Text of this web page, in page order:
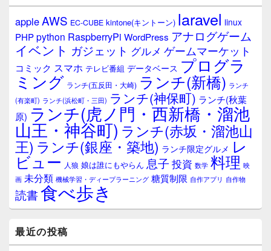
ウ
ィ
ジ
ェ
ア
appleAWS EC-CUBE kintone(キントーン) laravel linux
PHPpython RaspberryPi WordPress アナログゲーム
イベント ガジェット グルメ ゲームマーケット
コミック スマホ テレビ番組 データベース プログラ
ミング ランチ(五反田・大崎) ランチ(新橋) ランチ
(有楽町) ランチ(浜松町・三田) ランチ(神保町) ランチ(秋葉
原) ランチ(虎ノ門・西新橋・溜池
山王・神谷町) ランチ(赤坂・溜池山
王) ランチ(銀座・築地) ランチ限定グルメ レ
ビュー 人狼 娘は誰にもやらん 息子 投資 数学 料理 映
画 未分類 機械学習・ディープラーニング 糖質制限 自作アプリ 自作物
読書食べ歩き
最近の投稿